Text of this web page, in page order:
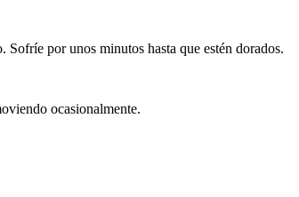
por unos minutos hasta que estén dorados.
ocasionalmente.